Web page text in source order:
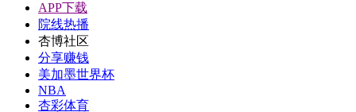
APP下载
院线热播
杏博社区
分享赚钱
美加墨世界杯
NBA
杏彩体育